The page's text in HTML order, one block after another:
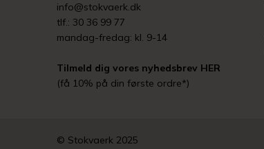
info@stokvaerk.dk
tlf.: 30 36 99 77
mandag-fredag: kl. 9-14
Tilmeld dig vores nyhedsbrev HER
(få 10% på din første ordre*)
© Stokvaerk 2025